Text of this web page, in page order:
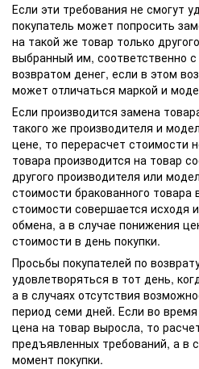
Если эти требования не смогут
покупатель может попросить
на такой же товар только
выбранный им, соответственно
возвратом денег, если в этом
может отличаться маркой и
Если производится замена
такого же производителя и
цене, то перерасчет стоимости
товара производится на товар
другого производителя или
стоимости бракованного товара
стоимости совершается исходя
обмена, а в случае понижения
стоимости в день покупки.
Просьбы покупателей по
удовлетворяться в тот день,
а в случаях отсутствия
период семи дней. Если во
цена на товар выросла, то
предъявленных требований, а в
момент покупки.